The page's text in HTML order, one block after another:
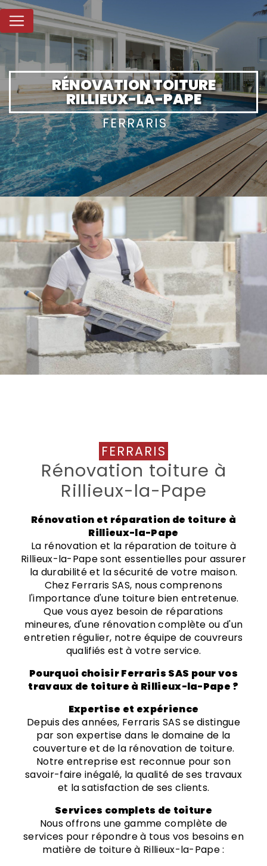
RÉNOVATION TOITURE
RILLIEUX-LA-PAPE
FERRARIS
FERRARIS
Rénovation toiture à
Rillieux-la-Pape
Rénovation et réparation de toiture à
Rillieux-la-Pape
La rénovation et la réparation de toiture à
Rillieux-la-Pape sont essentielles pour assurer
la durabilité et la sécurité de votre maison.
Chez Ferraris SAS, nous comprenons
l'importance d'une toiture bien entretenue.
Que vous ayez besoin de réparations
mineures, d'une rénovation complète ou d'un
entretien régulier, notre équipe de couvreurs
qualifiés est à votre service.
Pourquoi choisir Ferraris SAS pour vos
travaux de toiture à Rillieux-la-Pape ?
Expertise et expérience
Depuis des années, Ferraris SAS se distingue
par son expertise dans le domaine de la
couverture et de la rénovation de toiture.
Notre entreprise est reconnue pour son
savoir-faire inégalé, la qualité de ses travaux
et la satisfaction de ses clients.
Services complets de toiture
Nous offrons une gamme complète de
services pour répondre à tous vos besoins en
matière de toiture à Rillieux-la-Pape :
Panneau de gestion des cookies